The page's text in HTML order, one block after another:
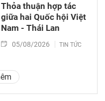
Thỏa thuận hợp tác
giữa hai Quốc hội Việt
Nam - Thái Lan
05/08/2026 TIN TỨC